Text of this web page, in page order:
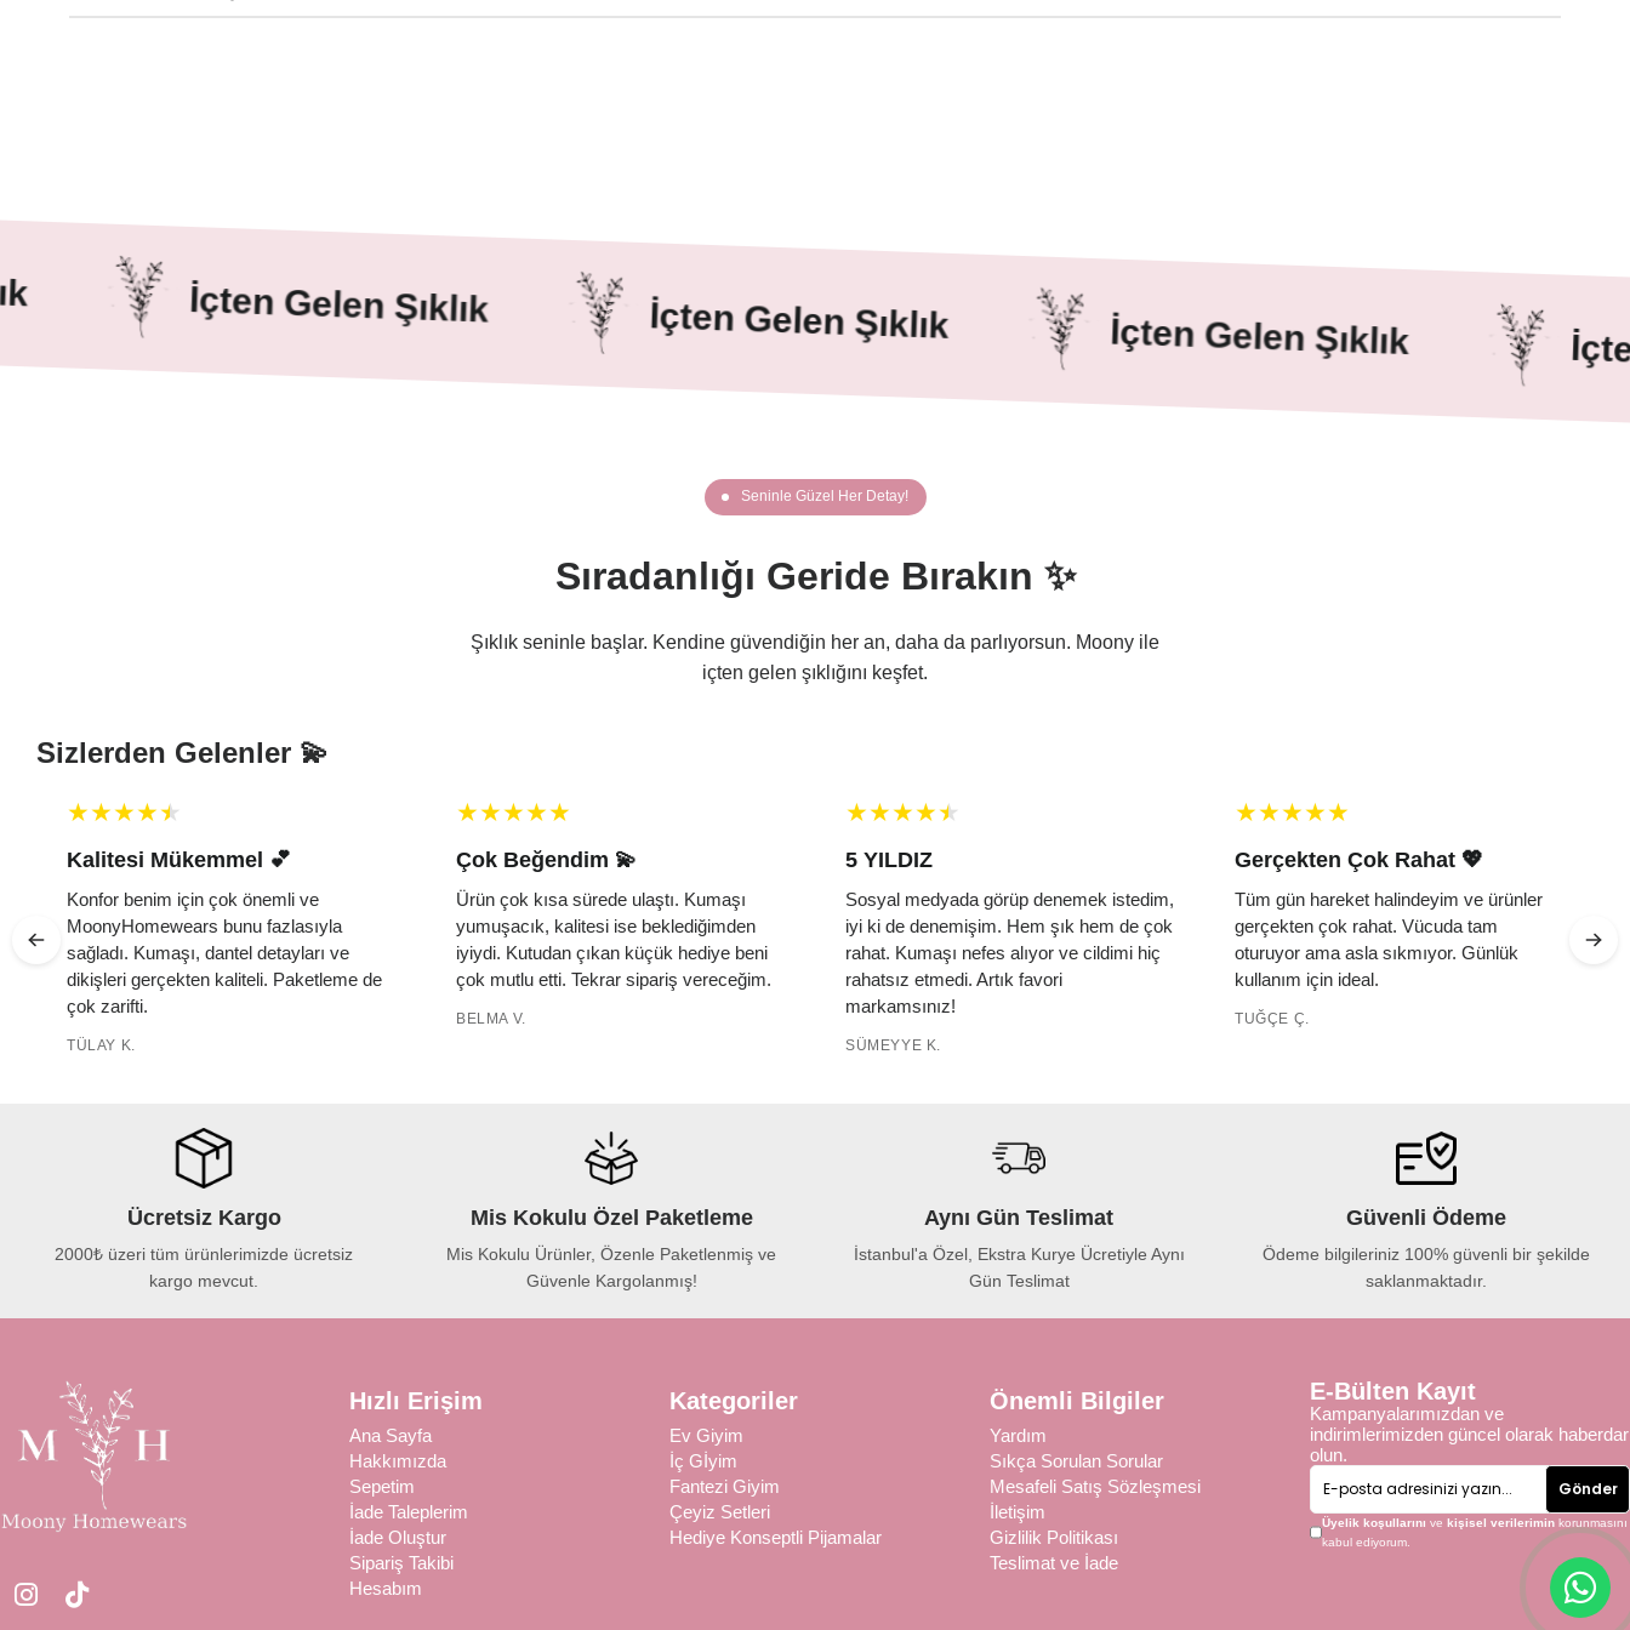
İçten Gelen Şıklık İçten Gelen Şıklık İçten Gelen Şıklık İçten
Seninle Güzel Her Detay!
Sıradanlığı Geride Bırakın ✨
Şıklık seninle başlar. Kendine güvendiğin her an, daha da parlıyorsun. Moony ile
içten gelen şıklığını keşfet.
Sizlerden Gelenler 💫
Mükemmel 💕
benim için çok önemli ve
bunu fazlasıyla
Kumaşı, dantel detayları ve
gerçekten kaliteli. Paketleme de
Çok Beğendim 💫
Ürün çok kısa sürede ulaştı. Kumaşı
yumuşacık, kalitesi ise beklediğimden
iyiydi. Kutudan çıkan küçük hediye beni
çok mutlu etti. Tekrar sipariş vereceğim.
Sosyal medyada görüp denemek istedim,
iyi ki de denemişim. Hem şık hem de çok
rahat. Kumaşı nefes alıyor ve cildimi hiç
rahatsız etmedi. Artık favori
Gerçekten Çok Rahat 💖
Tüm gün hareket halindeyim ve ürünler
gerçekten çok rahat. Vücuda tam
oturuyor ama asla sıkmıyor. Günlük
kullanım için ideal.
Kendimi
hayal ettiğim
Ücretsiz Kargo
2000₺ üzeri tüm ürünlerimizde ücretsiz
kargo mevcut.
Mis Kokulu Özel Paketleme
Mis Kokulu Ürünler, Özenle Paketlenmiş ve
Güvenle Kargolanmış!
Aynı Gün Teslimat
İstanbul'a Özel, Ekstra Kurye Ücretiyle Aynı
Gün Teslimat
Güvenli Ödeme
Ödeme bilgileriniz 100% güvenli bir şekilde
saklanmaktadır.
Hızlı Erişim
Ana Sayfa
Hakkımızda
Sepetim
İade Taleplerim
İade Oluştur
Sipariş Takibi
Hesabım
Kategoriler
Ev Giyim
İç Gİyim
Fantezi Giyim
Çeyiz Setleri
Hediye Konseptli Pijamalar
Önemli Bilgiler
Yardım
Sıkça Sorulan Sorular
Mesafeli Satış Sözleşmesi
İletişim
Gizlilik Politikası
Teslimat ve İade
E-Bülten Kayıt
Kampanyalarımızdan ve
indirimlerimizden güncel olarak haberdar
olun.
Gönder
Üyelik koşullarını vekişisel verilerimin korunmasını
kabul ediyorum.